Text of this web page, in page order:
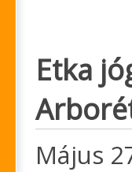
Etka
Május